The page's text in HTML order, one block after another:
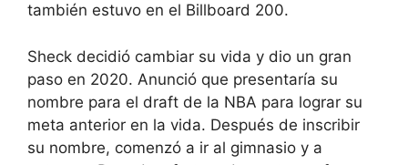
también estuvo en el Billboard 200.
Sheck decidió cambiar su vida y dio un gran
paso en 2020. Anunció que presentaría su
nombre para el draft de la NBA para lograr su
meta anterior en la vida. Después de inscribir
su nombre, comenzó a ir al gimnasio y a